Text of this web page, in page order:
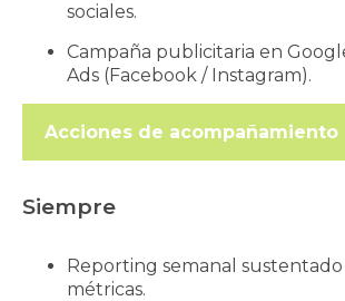
sociales.
Campaña publicitaria en
Ads (Facebook / Instagram).
Acciones de acompañamiento
Siempre
Reporting semanal
métricas.